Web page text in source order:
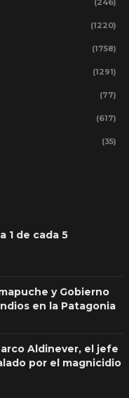
(246)
(1220)
(1758)
(1291)
(77)
(617)
(35)
1 de cada 5
y Gobierno
en la Patagonia
Aldinever, el jefe
por el magnicidio